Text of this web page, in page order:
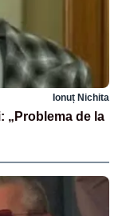
Ionuț Nichita
„Problema de la